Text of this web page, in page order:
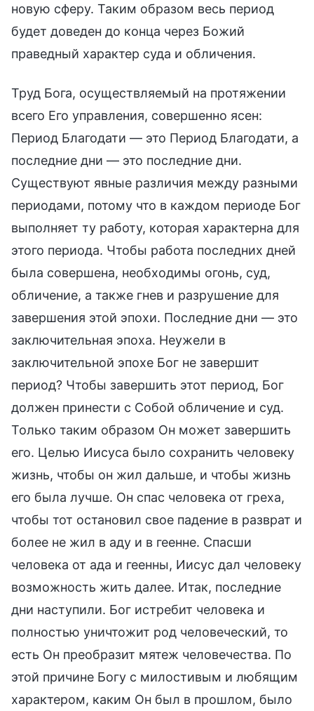
новую сферу. Таким образом весь период
будет доведен до конца через Божий
праведный характер суда и обличения.
Труд Бога, осуществляемый на протяжении
всего Его управления, совершенно ясен:
Период Благодати — это Период Благодати, а
последние дни — это последние дни.
Существуют явные различия между разными
периодами, потому что в каждом периоде Бог
выполняет ту работу, которая характерна для
этого периода. Чтобы работа последних дней
была совершена, необходимы огонь, суд,
обличение, а также гнев и разрушение для
завершения этой эпохи. Последние дни — это
заключительная эпоха. Неужели в
заключительной эпохе Бог не завершит
период? Чтобы завершить этот период, Бог
должен принести с Собой обличение и суд.
Только таким образом Он может завершить
его. Целью Иисуса было сохранить человеку
жизнь, чтобы он жил дальше, и чтобы жизнь
его была лучше. Он спас человека от греха,
чтобы тот остановил свое падение в разврат и
более не жил в аду и в геенне. Спасши
человека от ада и геенны, Иисус дал человеку
возможность жить далее. Итак, последние
дни наступили. Бог истребит человека и
полностью уничтожит род человеческий, то
есть Он преобразит мятеж человечества. По
этой причине Богу с милостивым и любящим
характером, каким Он был в прошлом, было